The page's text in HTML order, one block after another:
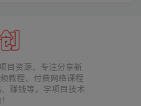
目资源、专注分享新
教程、付费网络课程
赚钱等，学项目技术